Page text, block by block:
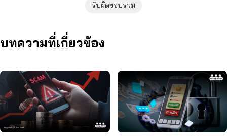
รับผิดชอบร่วม
บทความที่เกี่ยวข้อง